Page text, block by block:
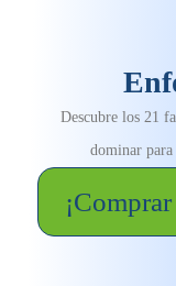
Descubre los 21
dominar